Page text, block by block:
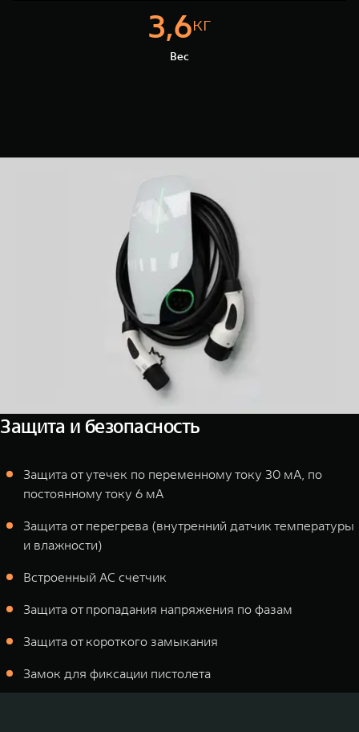
3,6кг
Вес
Защита и безопасность
Защита от утечек по переменному току 30 мА, по
постоянному току 6 мА
Защита от перегрева (внутренний датчик температуры
и влажности)
Встроенный AC счетчик
Защита от пропадания напряжения по фазам
Защита от короткого замыкания
Замок для фиксации пистолета